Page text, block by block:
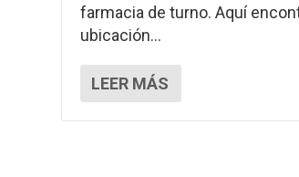
farmacia de turno. Aquí
ubicación...
LEER MÁS